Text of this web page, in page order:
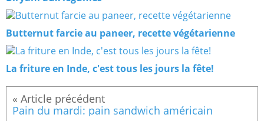
Butternut farcie au paneer, recette végétarienne
La friture en Inde, c'est tous les jours la fête!
Pain du mardi: pain sandwich américain